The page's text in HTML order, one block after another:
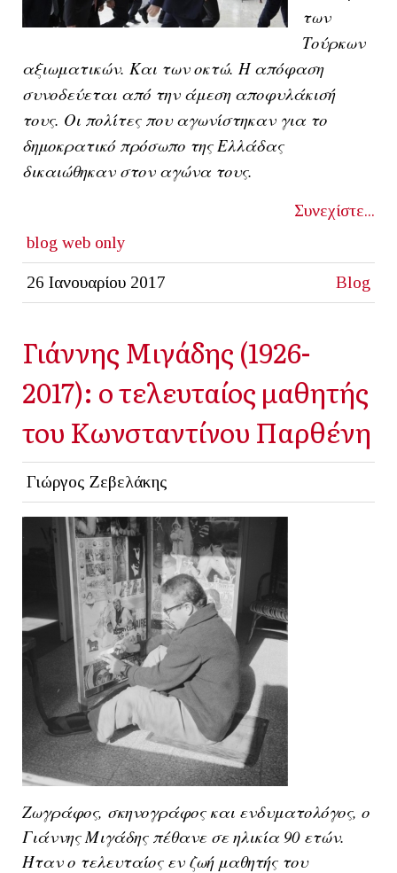
των
Τούρκων
αξιωματικών. Και των οκτώ. Η απόφαση
συνοδεύεται από την άμεση αποφυλάκισή
τους. Οι πολίτες που αγωνίστηκαν για το
δημοκρατικό πρόσωπο της Ελλάδας
δικαιώθηκαν στον αγώνα τους.
Συνεχίστε...
blog web only
26 Ιανουαρίου 2017 Blog
Γιάννης Μιγάδης (1926-
2017): ο τελευταίος μαθητής
του Κωνσταντίνου Παρθένη
Γιώργος Ζεβελάκης
Ζωγράφος, σκηνογράφος και ενδυματολόγος, ο
Γιάννης Μιγάδης πέθανε σε ηλικία 90 ετών.
Ήταν ο τελευταίος εν ζωή μαθητής του